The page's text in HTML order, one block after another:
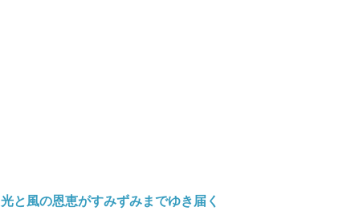
光と風の恩恵がすみずみまでゆき届く